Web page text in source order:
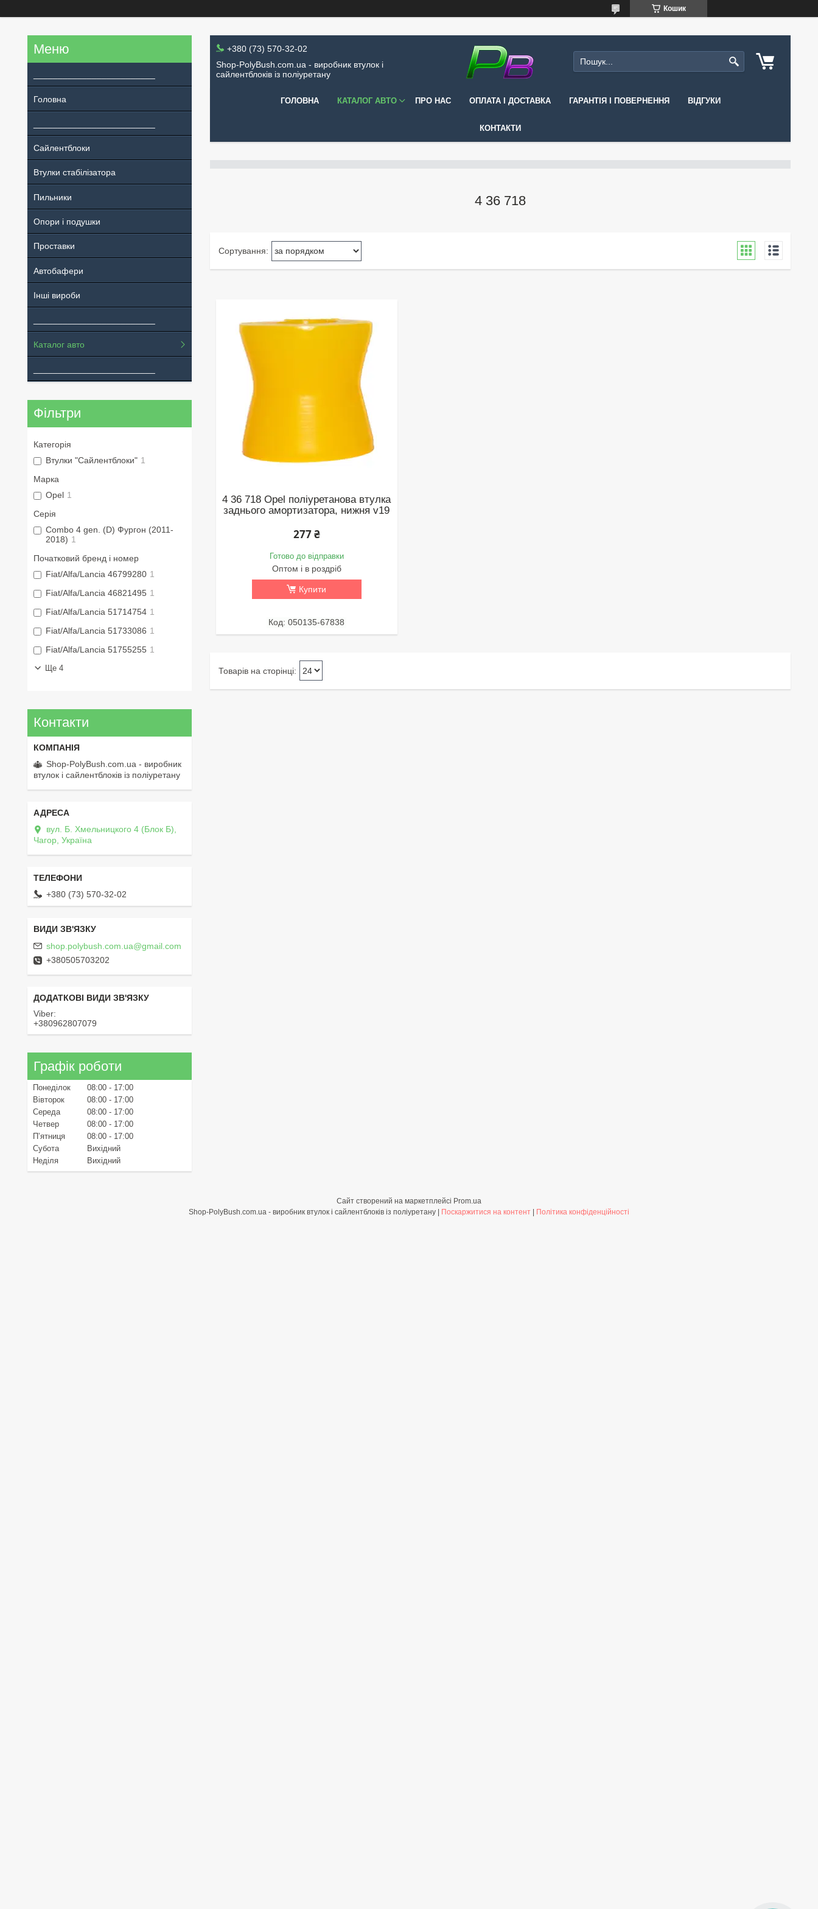
Кошик
+380 (73) 570-32-02
Shop-PolyBush.com.ua - виробник втулок і
сайлентблоків із поліуретану
ГОЛОВНА КАТАЛОГ АВТО ПРО НАС ОПЛАТА І ДОСТАВКА ГАРАНТІЯ І ПОВЕРНЕННЯ ВІДГУКИ
КОНТАКТИ
4 36 718
4 36 718 Opel поліуретанова втулка
заднього амортизатора, нижня v19
277 ₴
Готово до відправки
Оптом і в роздріб
Купити
050135-67838
Головна
Сайлентблоки
Втулки стабілізатора
Пильники
Опори і подушки
Проставки
Автобафери
Інші вироби
Каталог авто
Фільтри
Категорія
Втулки "Сайлентблоки" 1
Марка
Opel 1
Серія
Combo 4 gen. (D) Фургон (2011-
2018) 1
Початковий бренд і номер
Fiat/Alfa/Lancia 46799280 1
Fiat/Alfa/Lancia 46821495 1
Fiat/Alfa/Lancia 51714754 1
Fiat/Alfa/Lancia 51733086 1
Fiat/Alfa/Lancia 51755255 1
Ще 4
Контакти
Shop-PolyBush.com.ua - виробник
втулок і сайлентблоків із поліуретану
вул. Б. Хмельницкого 4 (Блок Б),
Чагор, Україна
+380 (73) 570-32-02
shop.polybush.com.ua@gmail.com
+380505703202
Viber
+380962807079
Графік роботи
Понеділок 08:00
17:00
Вівторок
08:00
17:00
Середа
08:00
17:00
Четвер
08:00
17:00
Пʼятниця
08:00
17:00
Субота
Вихідний
Неділя
Вихідний
Сайт створений на маркетплейсі Prom.ua
Поскаржитися на контент Політика конфіденційності